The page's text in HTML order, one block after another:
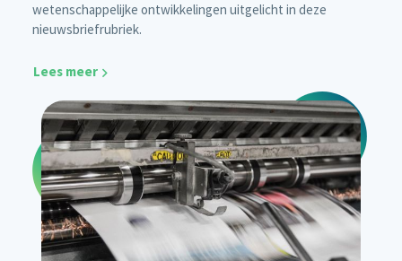
wetenschappelijke ontwikkelingen uitgelicht in deze
nieuwsbriefrubriek.
Lees meer